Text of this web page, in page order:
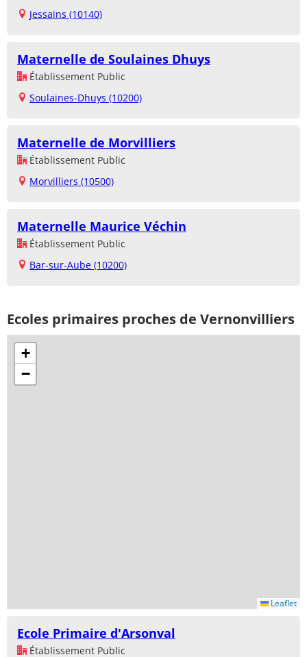
Jessains (10140)
Maternelle de Soulaines Dhuys
Établissement Public
Soulaines-Dhuys (10200)
Maternelle de Morvilliers
Établissement Public
Morvilliers (10500)
Maternelle Maurice Véchin
Établissement Public
Bar-sur-Aube (10200)
Ecoles primaires proches de Vernonvilliers
+
−
Leaflet
Ecole Primaire d'Arsonval
Établissement Public